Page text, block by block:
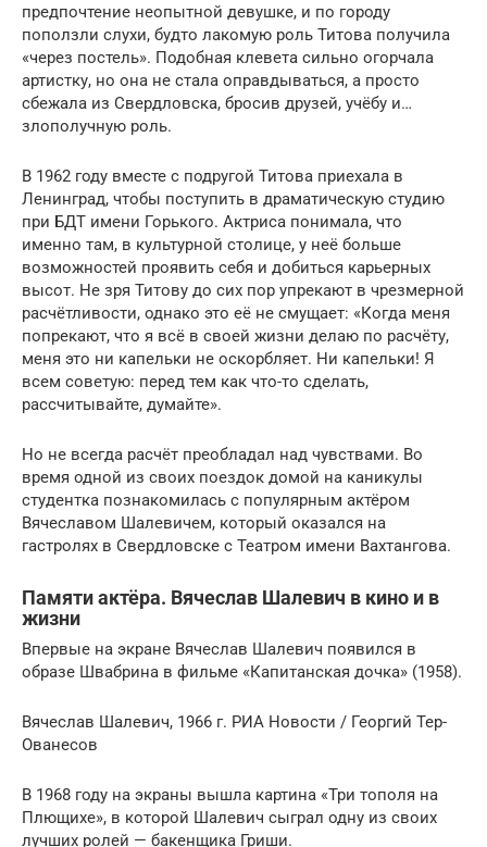
предпочтение неопытной девушке, и по городу
поползли слухи, будто лакомую роль Титова получила
«через постель». Подобная клевета сильно огорчала
артистку, но она не стала оправдываться, а просто
сбежала из Свердловска, бросив друзей, учёбу и…
злополучную роль.
В 1962 году вместе с подругой Титова приехала в
Ленинград, чтобы поступить в драматическую студию
при БДТ имени Горького. Актриса понимала, что
именно там, в культурной столице, у неё больше
возможностей проявить себя и добиться карьерных
высот. Не зря Титову до сих пор упрекают в чрезмерной
расчётливости, однако это её не смущает: «Когда меня
попрекают, что я всё в своей жизни делаю по расчёту,
меня это ни капельки не оскорбляет. Ни капельки! Я
всем советую: перед тем как что-то сделать,
рассчитывайте, думайте».
Но не всегда расчёт преобладал над чувствами. Во
время одной из своих поездок домой на каникулы
студентка познакомилась с популярным актёром
Вячеславом Шалевичем, который оказался на
гастролях в Свердловске с Театром имени Вахтангова.
Памяти актёра. Вячеслав Шалевич в кино и в
жизни
Впервые на экране Вячеслав Шалевич появился в
образе Швабрина в фильме «Капитанская дочка» (1958).
Вячеслав Шалевич, 1966 г. РИА Новости / Георгий Тер-
Ованесов
В 1968 году на экраны вышла картина «Три тополя на
Плющихе», в которой Шалевич сыграл одну из своих
лучших ролей — бакенщика Гриши.